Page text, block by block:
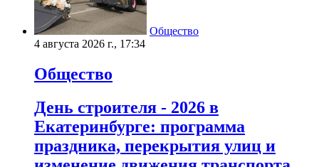
Общество
4 августа 2026 г., 17:34
Общество
День строителя - 2026 в
Екатеринбурге: программа
праздника, перекрытия улиц и